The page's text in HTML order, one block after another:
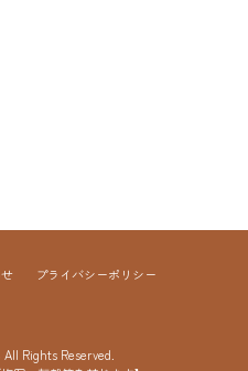
プライバシーポリシー
Rights Reserved.